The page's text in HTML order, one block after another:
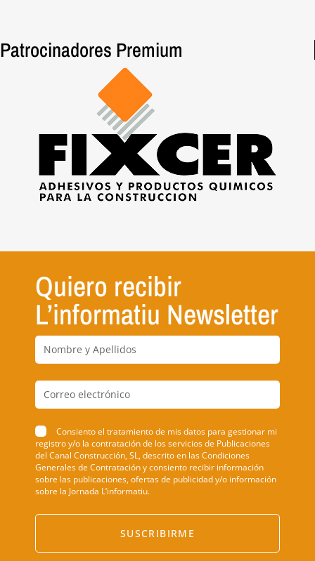
Patrocinadores Premium
Quiero recibir
L’informatiu Newsletter
Consiento el tratamiento de mis datos para gestionar mi
registro y/o la contratación de los servicios de Publicaciones
del Canal Construcción, SL, descrito en las Condiciones
Generales de Contratación y consiento recibir información
sobre las publicaciones, ofertas de publicidad y/o información
sobre la Jornada L’informatiu.
SUSCRIBIRME